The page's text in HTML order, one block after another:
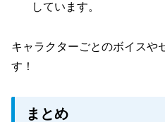
しています。
キャラクターごとのボイスや
す！
まとめ